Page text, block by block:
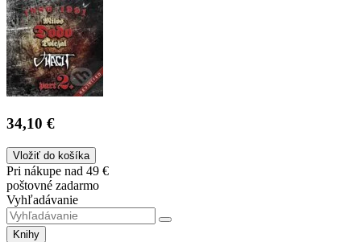
34,10 €
Vložiť do košíka
Pri nákupe nad 49 €
poštovné zadarmo
Vyhľadávanie
Knihy